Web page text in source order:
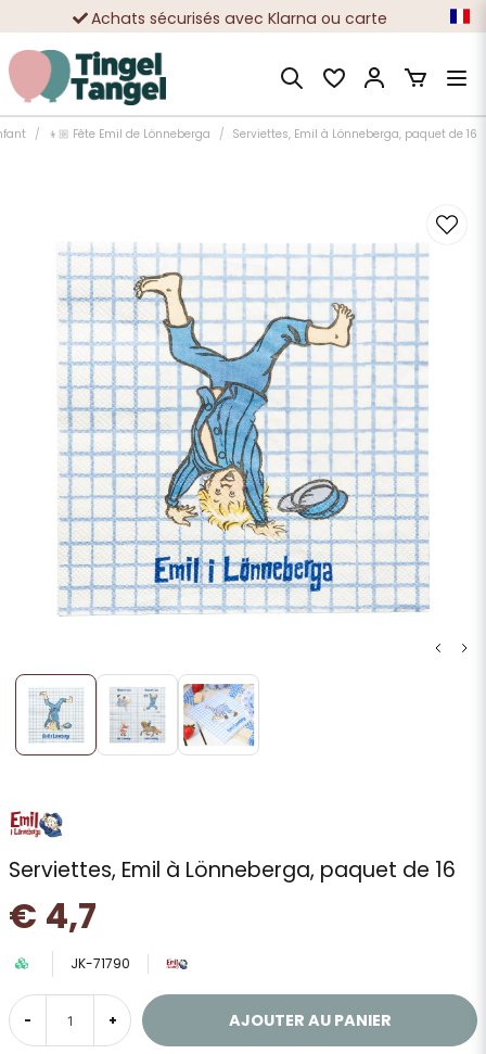
Achats sécurisés avec Klarna ou carte
Des dizaines de milliers de clients satisfaits
👦🏼 Fête Emil de Lönneberga Serviettes, Emil à Lönneberga, paquet de 16
Serviettes, Emil à Lönneberga, paquet de 16
€ 4,7
JK-71790
- + AJOUTER AU PANIER